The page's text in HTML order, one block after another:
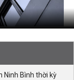
Ninh Bình thời kỳ